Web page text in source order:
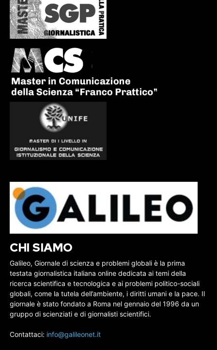
CHI SIAMO
Galileo, Giornale di scienza e problemi globali è la prima
testata giornalistica italiana online dedicata ai temi della
ricerca scientifica e tecnologica e ai problemi politico-sociali
globali, come la tutela dell’ambiente, i diritti umani e la pace. Il
giornale è stato fondato a Roma nel gennaio del 1996 da un
gruppo di scienziati e di giornalisti scientifici.
Contattaci: info@galileonet.it